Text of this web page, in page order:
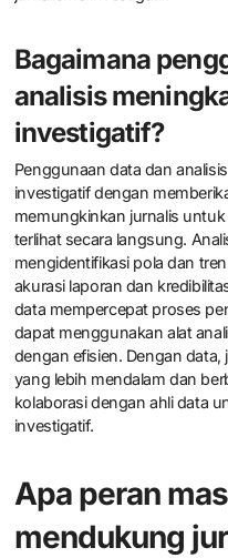
Bagaimana
analisis
investigatif?
Penggunaan data dan
investigatif dengan
memungkinkan jurnalis
terlihat secara langsung.
mengidentifikasi pola dan
akurasi laporan dan
data mempercepat proses
dapat menggunakan alat
dengan efisien. Dengan
yang lebih mendalam dan
kolaborasi dengan ahli data
investigatif.
Apa peran
mendukung